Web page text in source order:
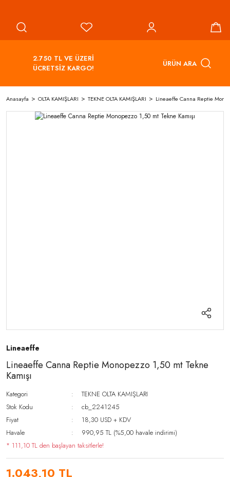
2.750 TL VE ÜZERİ
ÜCRETSİZ KARGO!
ÜRÜN ARA
Anasayfa OLTA KAMIŞLARI TEKNE OLTA KAMIŞLARI Lineaeffe Canna Reptie
Lineaeffe
Lineaeffe Canna Reptie Monopezzo 1,50 mt Tekne
Kamışı
Kategori
TEKNE OLTA KAMIŞLARI
Stok Kodu
cb_2241245
Fiyat
18,30 USD + KDV
Havale
990,95 TL (%5,00 havale indirimi)
* 111,10 TL den başlayan taksitlerle!
1.043,10 TL